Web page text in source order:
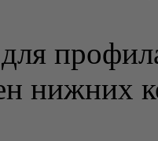
нижних